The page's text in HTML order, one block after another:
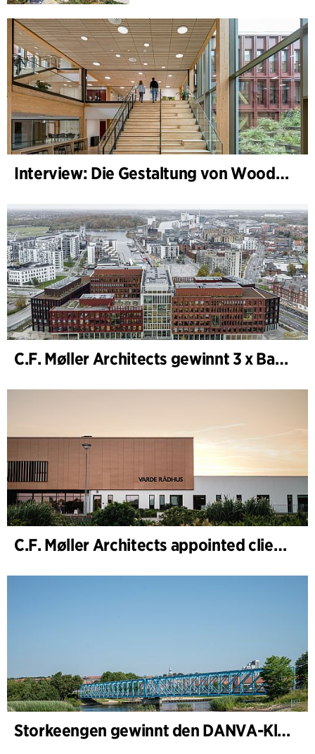
Interview: Die Gestaltung von WoodHub — Dänemarks größtes Holzgebäude
C.F. Møller Architects gewinnt 3 x Bauwerk des Jahres (Årets Byggeri) 2025
C.F. Møller Architects appointed client adviser for the expansion of Varde Town Hall
Storkeengen gewinnt den DANVA-Klimapreis 2025 – und baut auf bisherigen Architektur- Auszeichnungen auf